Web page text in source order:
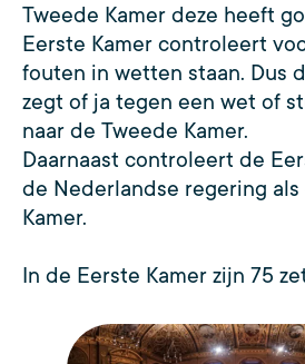
Tweede Kamer deze heeft
Eerste Kamer controleert
fouten in wetten staan. Dus
zegt of ja tegen een wet of
naar de Tweede Kamer.
Daarnaast controleert de
de Nederlandse regering als
Kamer.
In de Eerste Kamer zijn 75